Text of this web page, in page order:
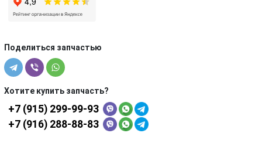
Поделиться запчастью
Хотите купить запчасть?
+7 (915) 299-99-93
+7 (916) 288-88-83